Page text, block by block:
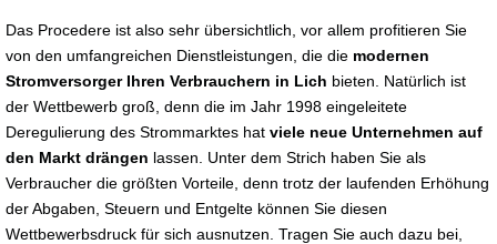
Das Procedere ist also sehr übersichtlich, vor allem profitieren Sie
von den umfangreichen Dienstleistungen, die die modernen
Stromversorger Ihren Verbrauchern in Lich bieten. Natürlich ist
der Wettbewerb groß, denn die im Jahr 1998 eingeleitete
Deregulierung des Strommarktes hat viele neue Unternehmen auf
den Markt drängen lassen. Unter dem Strich haben Sie als
Verbraucher die größten Vorteile, denn trotz der laufenden Erhöhung
der Abgaben, Steuern und Entgelte können Sie diesen
Wettbewerbsdruck für sich ausnutzen. Tragen Sie auch dazu bei,